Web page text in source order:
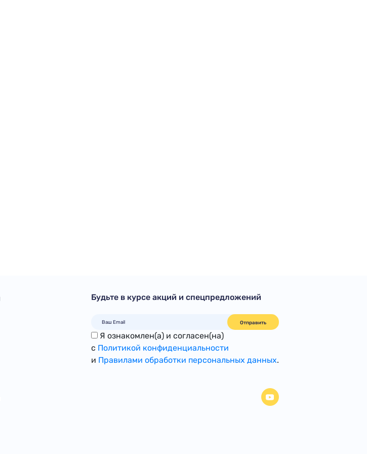
Будьте в курсе акций и спецпредложений
Отправить
Я ознакомлен(а) и согласен(на)
с Политикой конфиденциальности
и Правилами обработки персональных данных.